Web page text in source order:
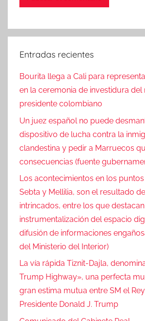
Entradas recientes
Bourita llega a Cali para
en la ceremonia de investidura del
presidente colombiano
Un juez español no puede
dispositivo de lucha contra la
clandestina y pedir a Marruecos
consecuencias (fuente
Los acontecimientos en los
Sebta y Mellilia, son el resultado
intrincados, entre los que
instrumentalización del espacio
difusión de informaciones
del Ministerio del Interior)
La vía rápida Tiznit-Dajla,
Trump Highway», una perfecta
gran estima mutua entre SM el
Presidente Donald J. Trump